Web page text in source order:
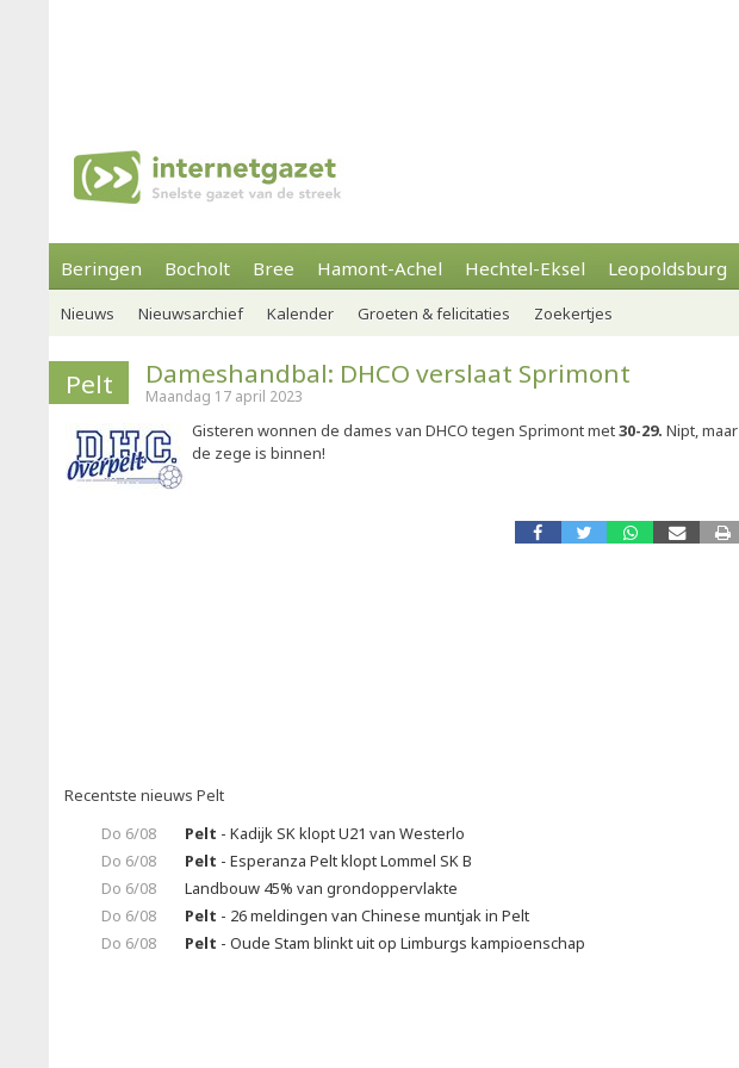
Beringen Bocholt Bree Hamont-Achel Hechtel-Eksel Leopoldsburg
Nieuws Nieuwsarchief Kalender Groeten & felicitaties Zoekertjes
Pelt Dameshandbal: DHCO verslaat Sprimont
Maandag 17 april 2023
Gisteren wonnen de dames van DHCO tegen Sprimont met30-29. Nipt, maar
de zege is binnen!
Recentste nieuws Pelt
Do 6/08
Pelt - Kadijk SK klopt U21 van Westerlo
Do 6/08
Pelt - Esperanza Pelt klopt Lommel SK B
Do 6/08
Landbouw 45% van grondoppervlakte
Do 6/08
Pelt - 26 meldingen van Chinese muntjak in Pelt
Do 6/08
Pelt - Oude Stam blinkt uit op Limburgs kampioenschap